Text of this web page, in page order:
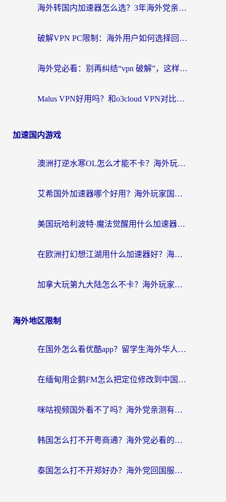
海外转国内加速器怎么选？3年海外党亲测指南，无缝刷剧玩游戏不再难
破解VPN PC限制：海外用户如何选择回国加速器实现无缝访问国内资源
海外党必看：别再纠结“vpn 破解”，这样选回国加速器才能真正无缝访问国内资源
Malus VPN好用吗？和o3cloud VPN对比哪个回国效果更好？
加速国内游戏
澳洲打逆水寒OL怎么才能不卡？海外玩家国服游戏加速终极指南（附梦幻模拟战地铁跑酷解决办法）
艾希国外加速器哪个好用？海外玩家国服游戏畅玩终极指南（附欧洲玩鸣潮街头篮球实测）
美国玩哈利波特·魔法觉醒用什么加速器？告别延迟的终极指南（含免费QQ炫舞方案+印尼妄想山海秘籍）
在欧洲打幻想江湖用什么加速器好？海外玩家国服游戏畅玩指南
加拿大玩第九大陆怎么不卡？海外玩家国服游戏加速全攻略（附足球世界萤火突击实测）
海外地区限制
在国外怎么看优酷app？留学生海外华人必看的无限制追剧指南
在缅甸用企鹅FM怎么把定位修改到中国国内？海外党解决地域限制的实用指南
咪咕视频国外看不了吗？海外党亲测有效的回国加速解决方案
韩国怎么打不开粤商通？海外党必看的回国加速器选择指南（附加拿大农行俄罗斯有缘网解决方案）
泰国怎么打不开郑好办？海外党回国服务+影音追剧全搞定的实用指南